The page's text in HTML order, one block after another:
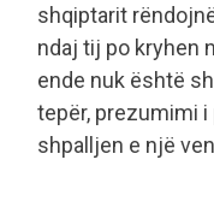
shqiptarit
ndaj tij po kryhen
ende nuk është
tepër, prezumimi
shpalljen e një